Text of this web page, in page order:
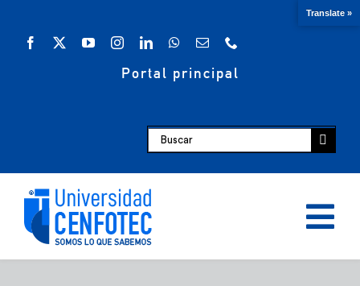
Portal principal
Buscar:
Translate »